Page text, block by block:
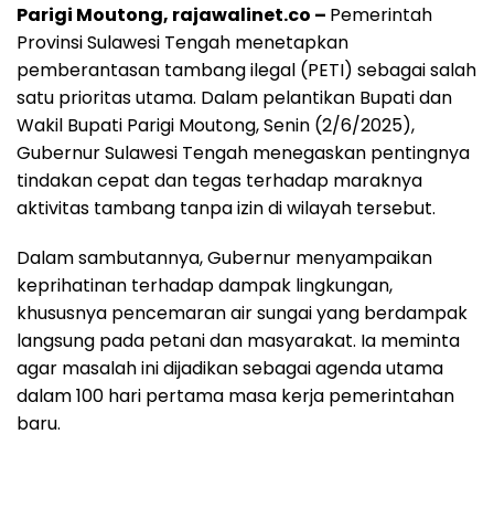
Parigi Moutong, rajawalinet.co – Pemerintah
Provinsi Sulawesi Tengah menetapkan
pemberantasan tambang ilegal (PETI) sebagai salah
satu prioritas utama. Dalam pelantikan Bupati dan
Wakil Bupati Parigi Moutong, Senin (2/6/2025),
Gubernur Sulawesi Tengah menegaskan pentingnya
tindakan cepat dan tegas terhadap maraknya
aktivitas tambang tanpa izin di wilayah tersebut.
Dalam sambutannya, Gubernur menyampaikan
keprihatinan terhadap dampak lingkungan,
khususnya pencemaran air sungai yang berdampak
langsung pada petani dan masyarakat. Ia meminta
agar masalah ini dijadikan sebagai agenda utama
dalam 100 hari pertama masa kerja pemerintahan
baru.